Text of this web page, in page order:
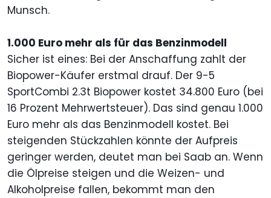
Munsch.
1.000 Euro mehr als für das Benzinmodell
Sicher ist eines: Bei der Anschaffung zahlt der
Biopower-Käufer erstmal drauf. Der 9-5
SportCombi 2.3t Biopower kostet 34.800 Euro (bei
16 Prozent Mehrwertsteuer). Das sind genau 1.000
Euro mehr als das Benzinmodell kostet. Bei
steigenden Stückzahlen könnte der Aufpreis
geringer werden, deutet man bei Saab an. Wenn
die Ölpreise steigen und die Weizen- und
Alkoholpreise fallen, bekommt man den